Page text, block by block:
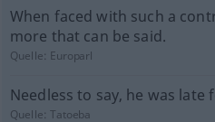
When faced with such a
more that can be said.
Quelle: Europarl
Needless to say, he was late
Quelle:Tatoeba